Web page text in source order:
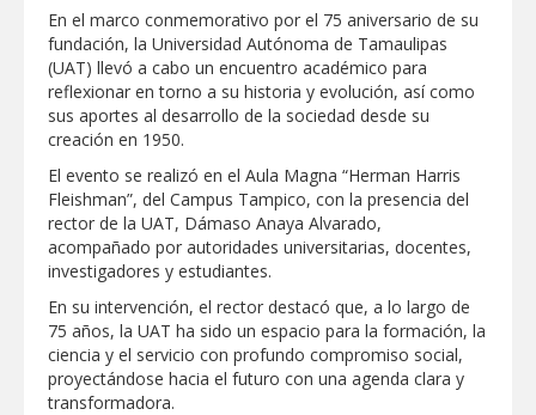
GOBIERNO MUNICIPAL ACERCA
SERVICIOS Y APOYOS A FAMILIAS CON
“PRESIDENCIA CERQUITA DE TI”
Impulsa STPS ferias del empleo para
Felicitó Carlos Peña Ortiz a más de 390
egresados de la Universidad Tecnológica
de Tamaulipas Norte
GOBIERNO DE CARMEN LILIA
CANTUROSAS INVIERTE EN
INFRAESTRUCTURA HÍDRICA PARA
GARANTIZAR UN MEJOR SERVICIO DE
AGUA POTABLE
Facilita DIF Tamaulipas trámite de
En el marco conmemorativo por el 75 aniversario de su
fundación, la Universidad Autónoma de Tamaulipas
(UAT) llevó a cabo un encuentro académico para
reflexionar en torno a su historia y evolución, así como
sus aportes al desarrollo de la sociedad desde su
creación en 1950.
El evento se realizó en el Aula Magna “Herman Harris
Fleishman”, del Campus Tampico, con la presencia del
rector de la UAT, Dámaso Anaya Alvarado,
acompañado por autoridades universitarias, docentes,
investigadores y estudiantes.
En su intervención, el rector destacó que, a lo largo de
75 años, la UAT ha sido un espacio para la formación, la
ciencia y el servicio con profundo compromiso social,
proyectándose hacia el futuro con una agenda clara y
transformadora.